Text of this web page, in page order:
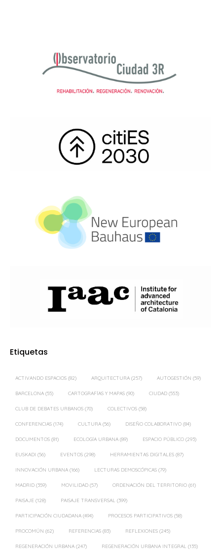
Etiquetas
ACTIVANDO ESPACIOS (82) ARQUITECTURA (257) AUTOGESTIÓN (59)
BARCELONA (55) CARTOGRAFÍAS Y MAPAS (90) CIUDAD (553)
CLUB DE DEBATES URBANOS (70) COLECTIVOS (58)
CONFERENCIAS (174) CULTURA (56) DISEÑO COLABORATIVO (84)
DOCUMENTOS (81) ECOLOGÍA URBANA (89) ESPACIO PÚBLICO (293)
EUSKADI (56) EVENTOS (298) HERRAMIENTAS DIGITALES (87)
INNOVACIÓN URBANA (166) LECTURAS DEMOSCÓPICAS (79)
MADRID (359) MOVILIDAD (57) ORDENACIÓN DEL TERRITORIO (61)
PAISAJE (128) PAISAJE TRANSVERSAL (399)
PARTICIPACIÓN CIUDADANA (494) PROCESOS PARTICIPATIVOS (58)
PROCOMÚN (62) REFERENCIAS (83) REFLEXIONES (245)
REGENERACIÓN URBANA (247) REGENERACIÓN URBANA INTEGRAL (135)